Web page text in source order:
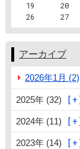
19
20
26
27
アーカイブ
2026年1月 (2)
2025年 (32)
2024年 (11)
2023年 (14)